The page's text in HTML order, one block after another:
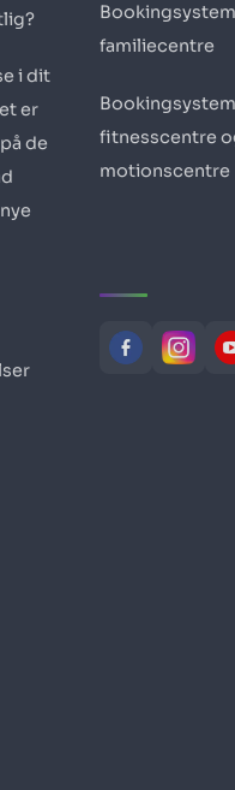
i dit
er
de
familiecentre
fitnesscentre
motionscentre